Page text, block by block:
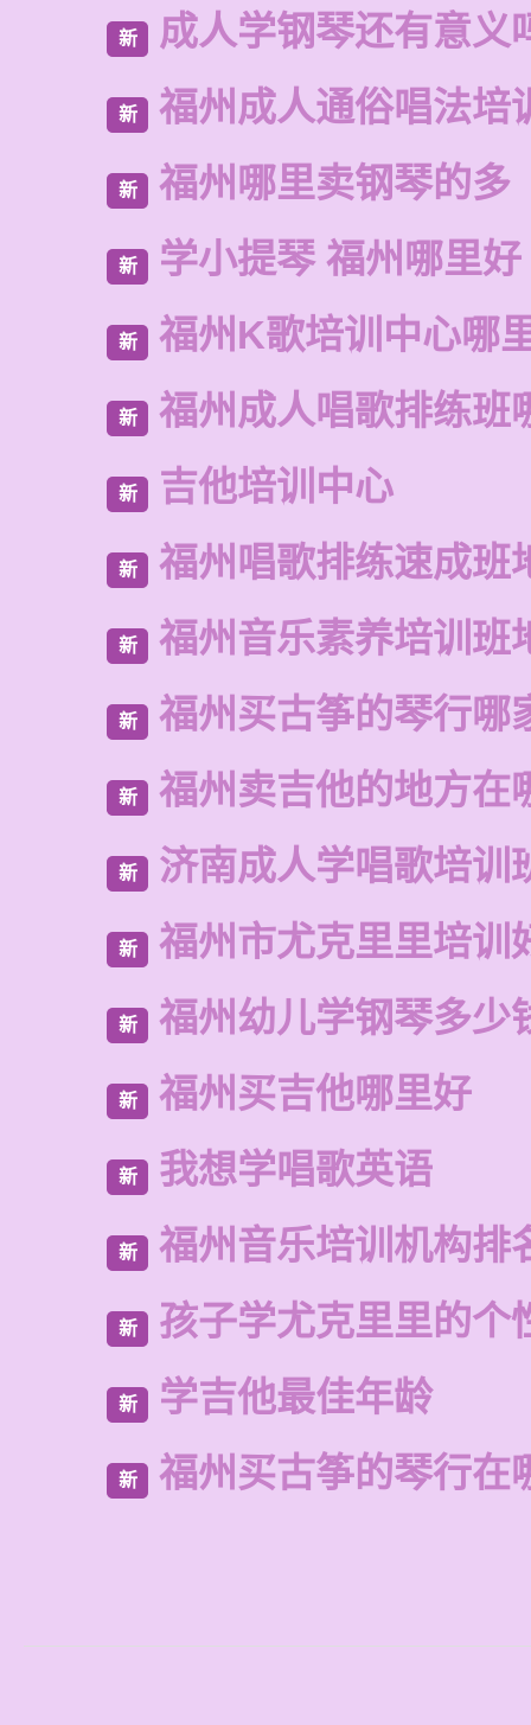
新 成人学钢琴还有意义
新 福州成人通俗唱法培
新 福州哪里卖钢琴的多
新 学小提琴 福州哪里好
新 福州K歌培训中心哪
新 福州成人唱歌排练班
新 吉他培训中心
新 福州唱歌排练速成班
新 福州音乐素养培训班
新 福州买古筝的琴行哪
新 福州卖吉他的地方在
新 济南成人学唱歌培训
新 福州市尤克里里培训
新 福州幼儿学钢琴多少
新 福州买吉他哪里好
新 我想学唱歌英语
新 福州音乐培训机构排
新 孩子学尤克里里的个
新 学吉他最佳年龄
新 福州买古筝的琴行在